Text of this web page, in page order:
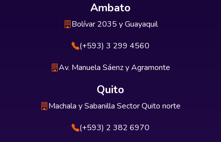
Ambato
Bolívar 2035 y Guayaquil
(+593) 3 299 4560
Av. Manuela Sáenz y Agramonte
Quito
Machala y Sabanilla Sector Quito norte
(+593) 2 382 6970